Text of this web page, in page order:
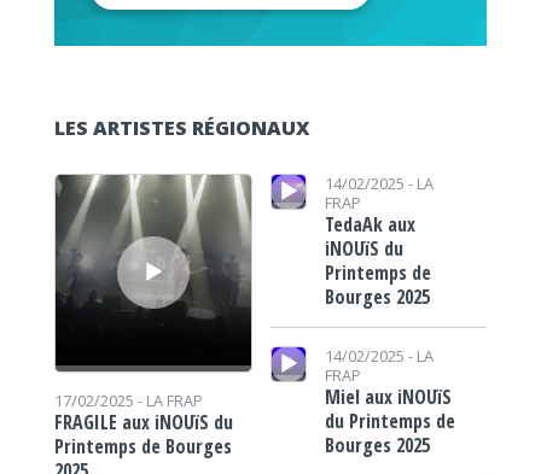
LES ARTISTES RÉGIONAUX
Lecteur audio
17/02/2025 - LA FRAP
FRAGILE aux iNOUïS du
Printemps de Bourges
Lecteur audio 14/02/2025 - LA
FRAP
TedaAk aux
iNOUïS du
Printemps de
Bourges 2025
Lecteur audio
14/02/2025 - LA
FRAP
Miel aux iNOUïS
du Printemps de
Bourges 2025